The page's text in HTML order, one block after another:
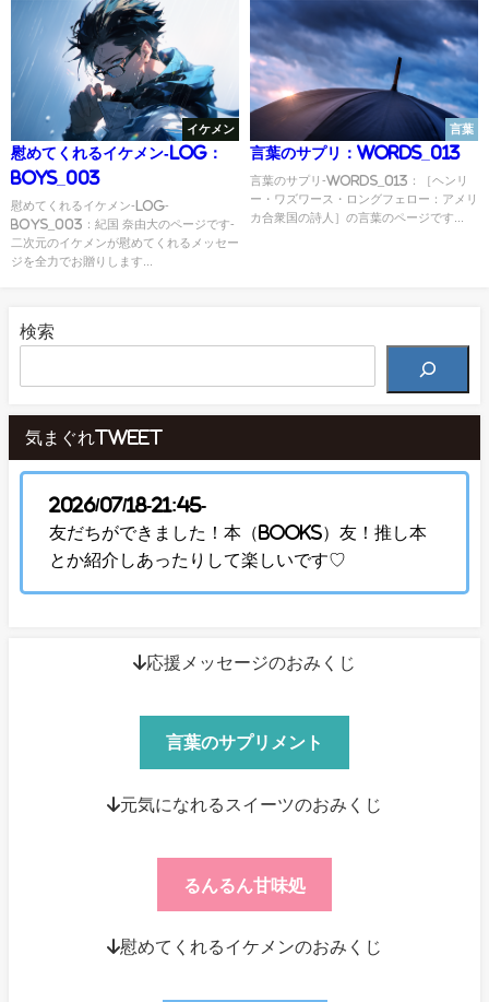
イケメン
慰めてくれるイケメン-Log：
Boys_003
慰めてくれるイケメン-Log-
Boys_003：紀国 奈由大のページです-
二次元のイケメンが慰めてくれるメッセー
ジを全力でお贈りします...
言葉
言葉のサプリ：Words_013
言葉のサプリ-Words_013：［ヘンリ
ー・ワズワース・ロングフェロー：アメリ
カ合衆国の詩人］の言葉のページです...
検索
気まぐれTweet
2026/07/18-21:45-
友だちができました！本（Books）友！推し本
とか紹介しあったりして楽しいです♡
↓応援メッセージのおみくじ
言葉のサプリメント
↓元気になれるスイーツのおみくじ
るんるん甘味処
↓慰めてくれるイケメンのおみくじ